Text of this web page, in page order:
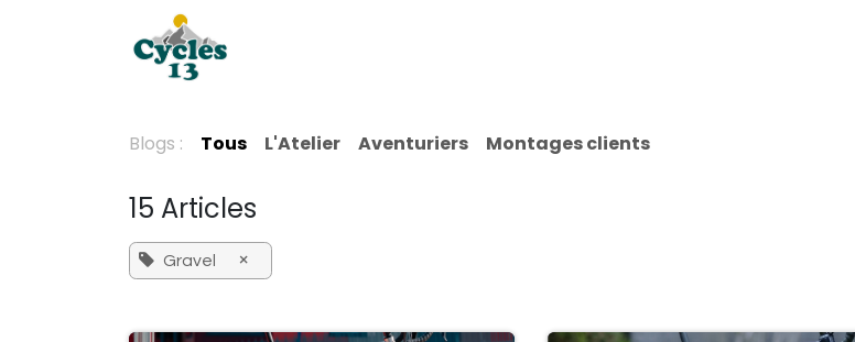
Se rendre au contenu
Blogs : Tous L'Atelier Aventuriers Montages clients
15 Articles
Gravel ×